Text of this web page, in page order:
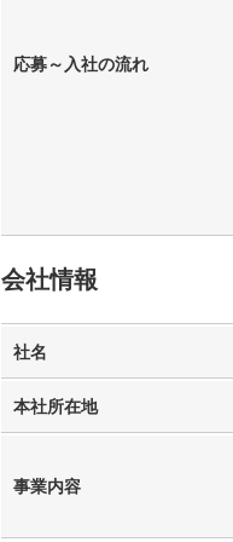
応募～入社の流れ
会社情報
社名
本社所在地
事業内容